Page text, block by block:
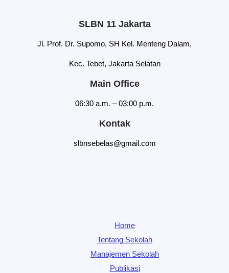
SLBN 11 Jakarta
Jl. Prof. Dr. Supomo, SH Kel. Menteng Dalam,
Kec. Tebet, Jakarta Selatan
Main Office
06:30 a.m. – 03:00 p.m.
Kontak
slbnsebelas@gmail.com
Home
Tentang Sekolah
Manajemen Sekolah
Publikasi